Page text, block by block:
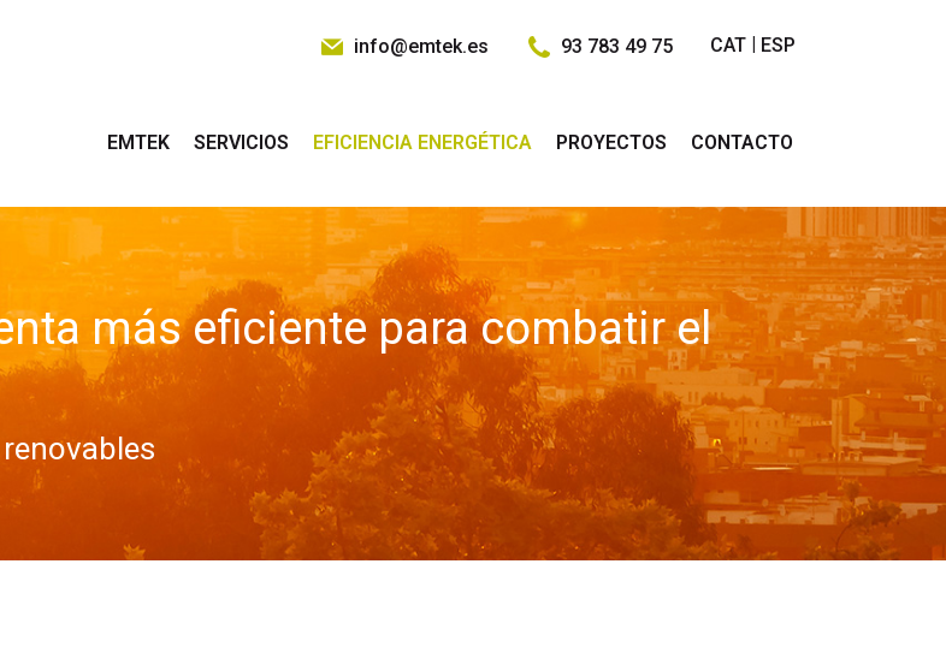
CAT ESP
info@emtek.es 93 783 49 75
EMTEK SERVICIOS EFICIENCIA ENERGÉTICA PROYECTOS CONTACTO
más eficiente para combatir el